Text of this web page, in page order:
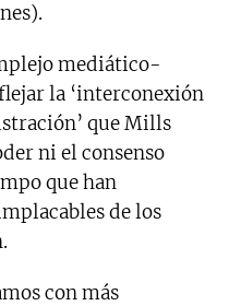
mediático-
la ‘interconexión
que Mills
ni el consenso
que han
de los
con más